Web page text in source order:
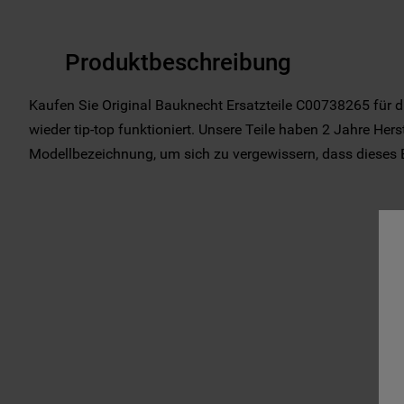
Produktbeschreibung
Kaufen Sie Original Bauknecht Ersatzteile C00738265 für
wieder tip-top funktioniert. Unsere Teile haben 2 Jahre
Modellbezeichnung, um sich zu vergewissern, dass